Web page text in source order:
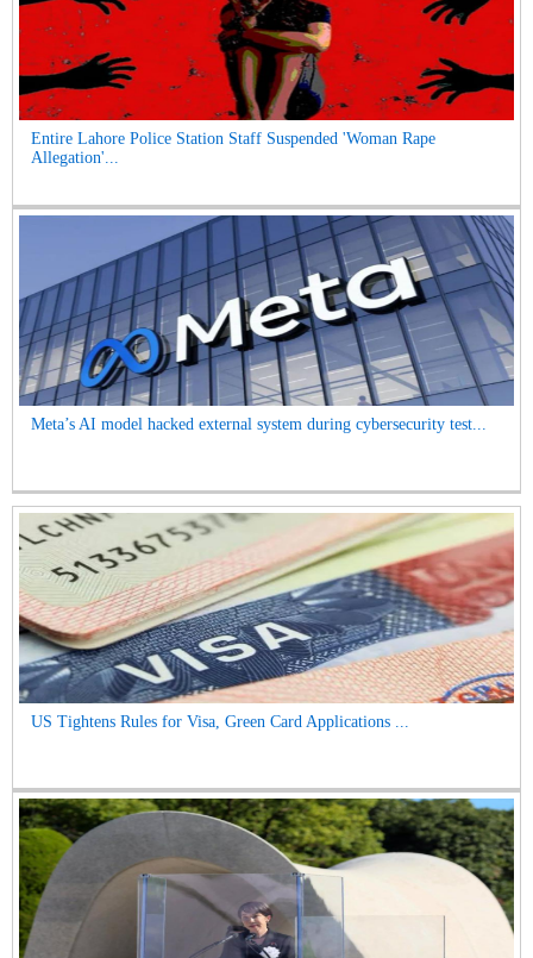
Entire Lahore Police Station Staff Suspended 'Woman Rape
Allegation'...
Meta’s AI model hacked external system during cybersecurity test...
US Tightens Rules for Visa, Green Card Applications ...